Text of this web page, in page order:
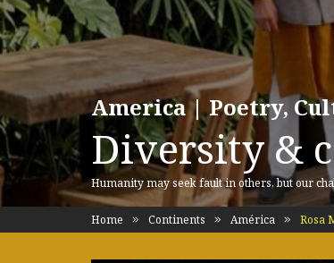
America | Poetry,
Diversity &
Humanity may seek fault in others, but our
Home Continents América Rosa